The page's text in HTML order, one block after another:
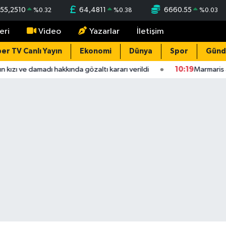
55,2510 %0.32 64,4811 %0.38 6660.55 %0.03
Video Yazarlar İletişim
TV Canlı Yayın Ekonomi Dünya Spor
ve damadı hakkında gözaltı kararı verildi 10:19Marmaris